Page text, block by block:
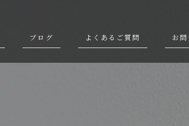
ブログ よくあるご質問 お問